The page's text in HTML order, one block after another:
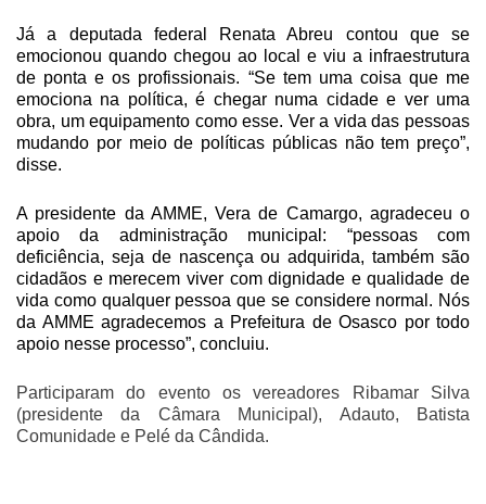
Já a deputada federal Renata Abreu contou que se
emocionou quando chegou ao local e viu a infraestrutura
de ponta e os profissionais. “Se tem uma coisa que me
emociona na política, é chegar numa cidade e ver uma
obra, um equipamento como esse. Ver a vida das pessoas
mudando por meio de políticas públicas não tem preço”,
disse.
A presidente da AMME, Vera de Camargo, agradeceu o
apoio da administração municipal: “pessoas com
deficiência, seja de nascença ou adquirida, também são
cidadãos e merecem viver com dignidade e qualidade de
vida como qualquer pessoa que se considere normal. Nós
da AMME agradecemos a Prefeitura de Osasco por todo
apoio nesse processo”, concluiu.
Participaram do evento os vereadores Ribamar Silva
(presidente da Câmara Municipal), Adauto, Batista
Comunidade e Pelé da Cândida.